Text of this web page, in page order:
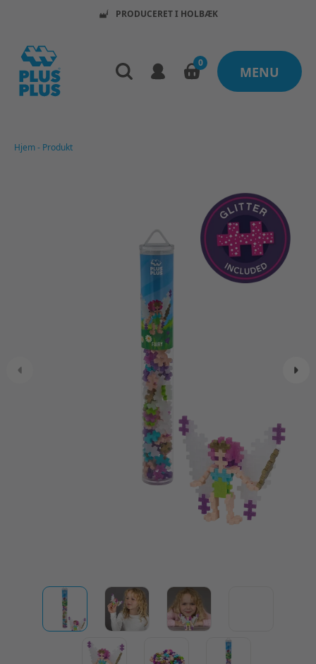
KØB FOR 399KR OG FÅ FRI FRAGT
0
MENU
Hjem- Produkt